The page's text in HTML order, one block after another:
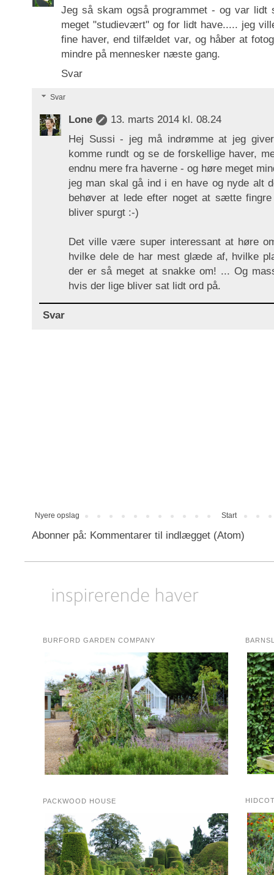
Jeg så skam også programmet - og var
meget "studievært" og for lidt have..... jeg
fine haver, end tilfældet var, og håber at
mindre på mennesker næste gang.
Svar
Svar
Lone
13. marts 2014 kl. 08.24
Hej Sussi - jeg må indrømme at jeg
komme rundt og se de forskellige haver,
endnu mere fra haverne - og høre meget
jeg man skal gå ind i en have og nyde alt
behøver at lede efter noget at sætte
bliver spurgt :-)
Det ville være super interessant at høre
hvilke dele de har mest glæde af, hvilke
der er så meget at snakke om! ... Og
hvis der lige bliver sat lidt ord på.
Svar
Nyere opslag Start
Abonner på: Kommentarer til indlægget (Atom)
BURFORD GARDEN COMPANY
PACKWOOD HOUSE